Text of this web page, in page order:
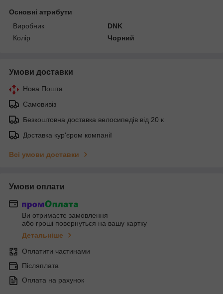
Основні атрибути
Виробник
DNK
Колір
Чорний
Умови доставки
Нова Пошта
Самовивіз
Безкоштовна доставка велосипедів від 20 к
Доставка кур'єром компанії
Всі умови доставки
Умови оплати
Ви отримаєте замовлення
або гроші повернуться на вашу картку
Детальніше
Оплатити частинами
Післяплата
Оплата на рахунок